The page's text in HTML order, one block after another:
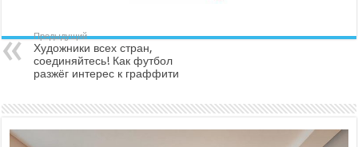
Предыдущий
Художники всех стран,
соединяйтесь! Как футбол
разжёг интерес к граффити